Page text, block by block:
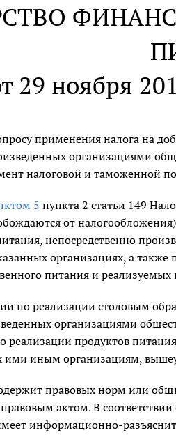
29 ноября
применения налога на
организациями
налоговой и таможенной
5 пункта 2 статьи 149
от
непосредственно
организациях, а также
питания и
по реализации столовым
организациями
продуктов
ими иным организациям,
правовых норм или
актом. В
информационно-